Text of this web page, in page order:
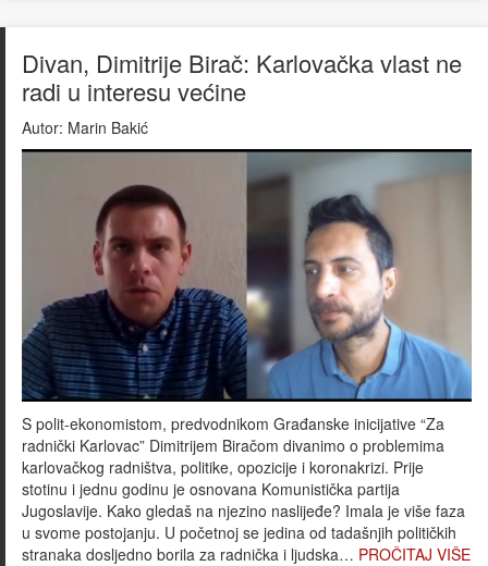
Divan, Dimitrije Birač: Karlovačka vlast ne
radi u interesu većine
Autor: Marin Bakić
S polit-ekonomistom, predvodnikom Građanske inicijative “Za
radnički Karlovac” Dimitrijem Biračom divanimo o problemima
karlovačkog radništva, politike, opozicije i koronakrizi. Prije
stotinu i jednu godinu je osnovana Komunistička partija
Jugoslavije. Kako gledaš na njezino naslijeđe? Imala je više faza
u svome postojanju. U početnoj se jedina od tadašnjih političkih
stranaka dosljedno borila za radnička i ljudska… PROČITAJ VIŠE